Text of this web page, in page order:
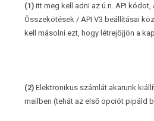
(1) itt meg kell adni az ú.n. API
Összekötések / API V3 beállításai
kell másolni ezt, hogy létrejöjjön a
(2) Elektronikus számlát akarunk
mailben (tehát az első opciót pipáld